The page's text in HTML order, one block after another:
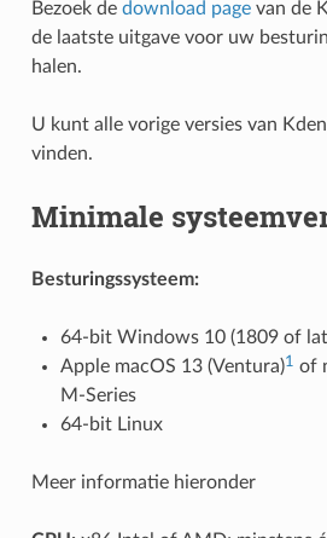
Bezoek de download pagevan de
de laatste uitgave voor uw
halen.
U kunt alle vorige versies van
vinden.
Minimale
Besturingssysteem:
64-bit Windows 10 (1809 of
Apple macOS 13 (Ventura)1
of
M-Series
64-bit Linux
Meer informatie hieronder